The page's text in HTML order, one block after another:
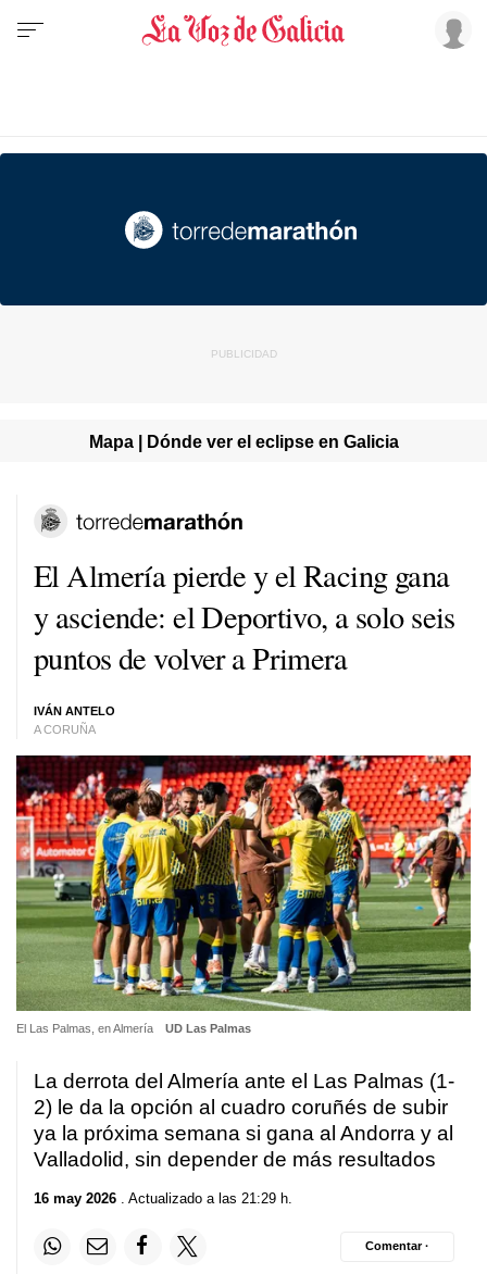
Mapa | Dónde ver el eclipse en Galicia
El Almería pierde y el Racing gana
y asciende: el Deportivo, a solo seis
puntos de volver a Primera
IVÁN ANTELO
A CORUÑA
El Las Palmas, en Almería UD Las Palmas
La derrota del Almería ante el Las Palmas (1-
2) le da la opción al cuadro coruñés de subir
ya la próxima semana si gana al Andorra y al
Valladolid, sin depender de más resultados
16 may 2026 . Actualizado a las 21:29 h.
Comentar ·